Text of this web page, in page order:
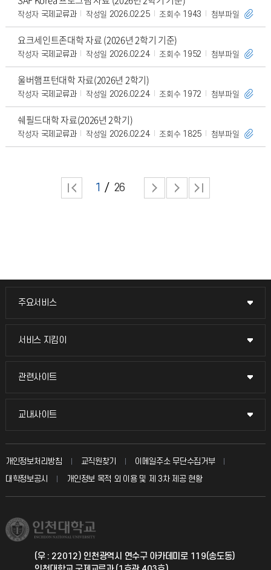
작성자 국제교류과 작성일 2026.02.25 조회수 1943 첨부파일
요크세인트존대학 자료 (2026년 2학기 기준)
작성자 국제교류과 작성일 2026.02.24 조회수 1952 첨부파일
울버햄프턴대학 자료(2026년 2학기)
작성자 국제교류과 작성일 2026.02.24 조회수 1972 첨부파일
쉐필드대학 자료(2026년 2학기)
작성자 국제교류과 작성일 2026.02.24 조회수 1825 첨부파일
1 26
주요서비스
주요서비스
교무회의방송
입학안내
취업정보(학생)
서비스 지킴이
서비스 지킴이
묻고 답하기
칭찬마당
학생서비스 지킴이
관련사이트
관련사이트
국방헬프콜
총동문회
교내사이트
교내사이트
교수회
교육혁신본부
국제지원과
개인정보처리방침 교직원찾기
이메일주소 무단수집거부
대학정보공시
개인정보 목적 외 이용 및 제 3차 제공 현황
(우 : 22012) 인천광역시 연수구 아카데미로 119(송도동)